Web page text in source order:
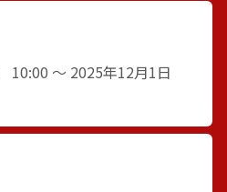
10:00 〜 2025年12月1日